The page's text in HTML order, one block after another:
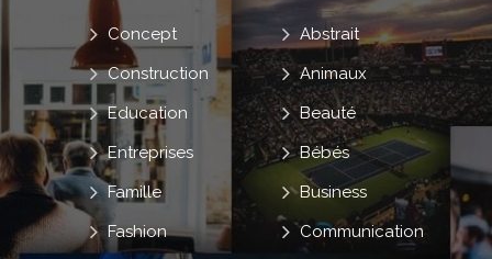
Abstrait
Animaux
Beauté
Bébés
Business
Communication
Concept
Construction
Education
Entreprises
Famille
Fashion